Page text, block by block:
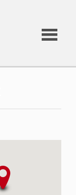
Strona
O